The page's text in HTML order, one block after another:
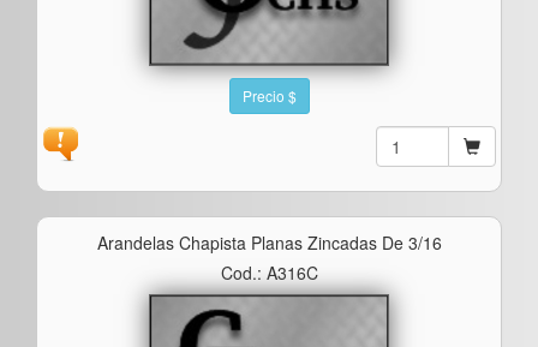
Precio $
Arandelas Chapista Planas Zincadas De 3/16
Cod.: A316C